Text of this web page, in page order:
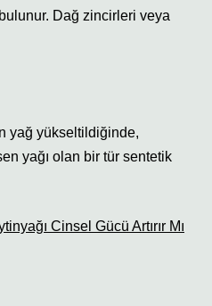
Dağ zincirleri veya
yağ yükseltildiğinde,
yağı olan bir tür sentetik
Cinsel Gücü Artırır Mı